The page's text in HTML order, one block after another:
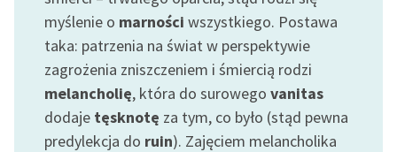
myślenie o marności wszystkiego. Postawa
taka: patrzenia na świat w perspektywie
zagrożenia zniszczeniem i śmiercią rodzi
melancholię, która do surowego vanitas
dodaje tęsknotę za tym, co było (stąd pewna
predylekcja do ruin). Zajęciem melancholika